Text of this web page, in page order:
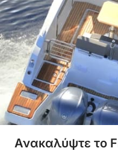
Ανακαλύψτε το